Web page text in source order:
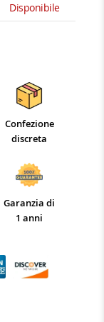
Disponibile
Confezione
discreta
Garanzia di
1 anni